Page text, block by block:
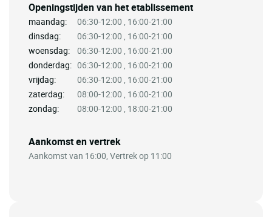
Openingstijden van het etablissement
maandag:
06:30-12:00 , 16:00-21:00
dinsdag:
06:30-12:00 , 16:00-21:00
woensdag:
06:30-12:00 , 16:00-21:00
donderdag: 06:30-12:00 , 16:00-21:00
vrijdag:
06:30-12:00 , 16:00-21:00
zaterdag:
08:00-12:00 , 16:00-21:00
zondag:
08:00-12:00 , 18:00-21:00
Aankomst en vertrek
Aankomst van 16:00, Vertrek op 11:00